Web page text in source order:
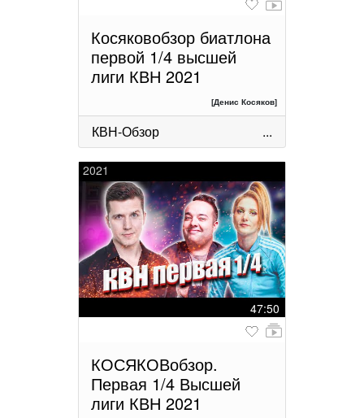
Косяковобзор биатлона
первой 1/4 высшей
лиги КВН 2021
[Денис Косяков]
КВН-Обзор ...
2021
47:50
КОСЯКОВобзор.
Первая 1/4 Высшей
лиги КВН 2021